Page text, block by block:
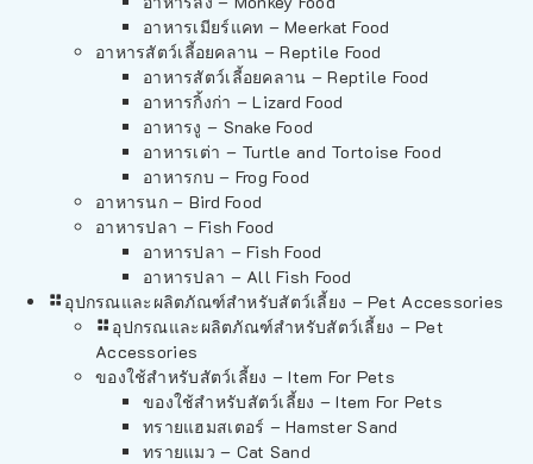
อาหารเมียร์แคท – Meerkat Food
อาหารสัตว์เลี้อยคลาน – Reptile Food
อาหารสัตว์เลี้อยคลาน – Reptile Food
อาหารกิ้งก่า – Lizard Food
อาหารงู – Snake Food
อาหารเต่า – Turtle and Tortoise Food
อาหารกบ – Frog Food
อาหารนก – Bird Food
อาหารปลา – Fish Food
อาหารปลา – Fish Food
อาหารปลา – All Fish Food
อุปกรณและผลิตภัณฑ์สำหรับสัตว์เลี้ยง – Pet Accessories
อุปกรณและผลิตภัณฑ์สำหรับสัตว์เลี้ยง – Pet
Accessories
ของใช้สำหรับสัตว์เลี้ยง – Item For Pets
ของใช้สำหรับสัตว์เลี้ยง – Item For Pets
ทรายแฮมสเตอร์ – Hamster Sand
ทรายแมว – Cat Sand